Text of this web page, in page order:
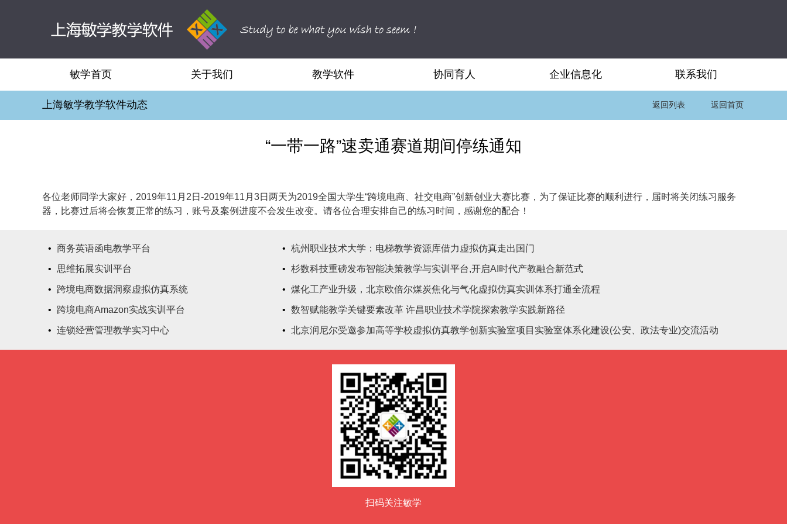
敏学首页 关于我们 教学软件 协同育人 企业信息化 联系我们
上海敏学教学软件动态 返回列表 返回首页
“一带一路”速卖通赛道期间停练通知
各位老师同学大家好，2019年11月2日-2019年11月3日两天为2019全国大学生“跨境电商、社交电商”创新创业大赛比赛，为了保证比赛的顺利进行，届时将关闭练习服务
器，比赛过后将会恢复正常的练习，账号及案例进度不会发生改变。请各位合理安排自己的练习时间，感谢您的配合！
• 商务英语函电教学平台
• 思维拓展实训平台
• 跨境电商数据洞察虚拟仿真系统
• 跨境电商Amazon实战实训平台
• 连锁经营管理教学实习中心
• 杭州职业技术大学：电梯教学资源库借力虚拟仿真走出国门
• 杉数科技重磅发布智能决策教学与实训平台,开启AI时代产教融合新范式
• 煤化工产业升级，北京欧倍尔煤炭焦化与气化虚拟仿真实训体系打通全流程
• 数智赋能教学关键要素改革 许昌职业技术学院探索教学实践新路径
• 北京润尼尔受邀参加高等学校虚拟仿真教学创新实验室项目实验室体系化建设(公安、政法专业)交流活动
扫码关注敏学